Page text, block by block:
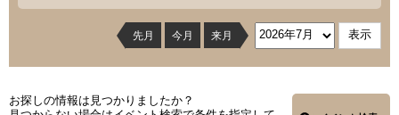
先月 今月 来月
お探しの情報は見つかりましたか？